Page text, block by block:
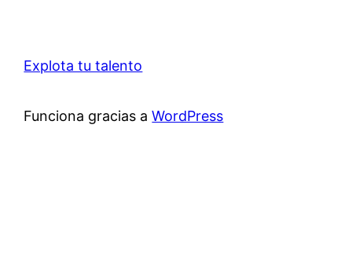
Explota tu talento
Funciona gracias aWordPress